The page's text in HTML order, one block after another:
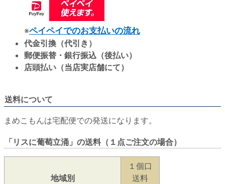
※ペイペイでのお支払いの流れ
代金引換（代引き）
郵便振替・銀行振込（後払い）
店頭払い（当店実店舗にて）
送料について
まめこもんは宅配便での発送になります。
「リスに葡萄立涌」の送料（１点ご注文の場合）
地域別
１個口
送料